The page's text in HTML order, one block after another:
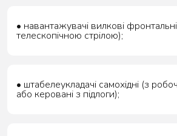
• навантажувачі вилкові фронтальні
телескопічною стрілою);
• штабелеукладачі самохідні (з
або керовані з підлоги);